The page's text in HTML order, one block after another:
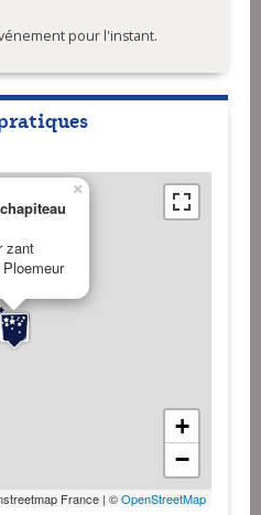
pour l'instant.
zant
×
+
−
France | ©OpenStreetMap